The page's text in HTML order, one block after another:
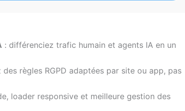
: différenciez trafic humain et agents IA en un
des règles RGPD adaptées par site ou app, pas
loader responsive et meilleure gestion des